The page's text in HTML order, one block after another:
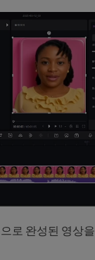
로 완성된 영상